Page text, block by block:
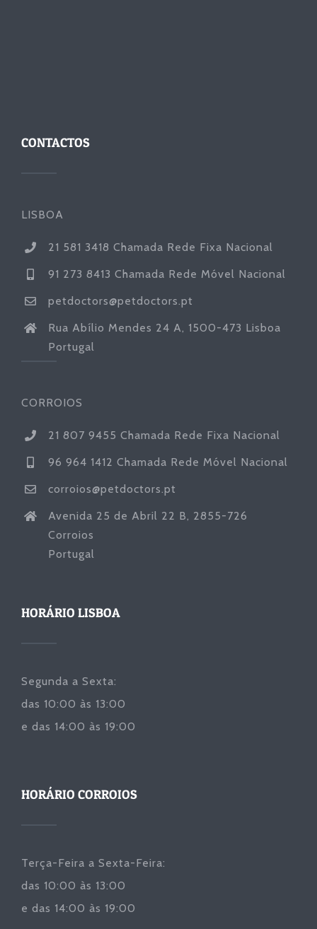
CONTACTOS
LISBOA
21 581 3418 Chamada Rede Fixa Nacional
91 273 8413 Chamada Rede Móvel Nacional
petdoctors@petdoctors.pt
Rua Abílio Mendes 24 A, 1500-473 Lisboa
Portugal
CORROIOS
21 807 9455 Chamada Rede Fixa Nacional
96 964 1412 Chamada Rede Móvel Nacional
corroios@petdoctors.pt
Avenida 25 de Abril 22 B, 2855-726
Corroios
Portugal
HORÁRIO LISBOA
Segunda a Sexta:
das 10:00 às 13:00
e das 14:00 às 19:00
HORÁRIO CORROIOS
Terça-Feira a Sexta-Feira:
das 10:00 às 13:00
e das 14:00 às 19:00